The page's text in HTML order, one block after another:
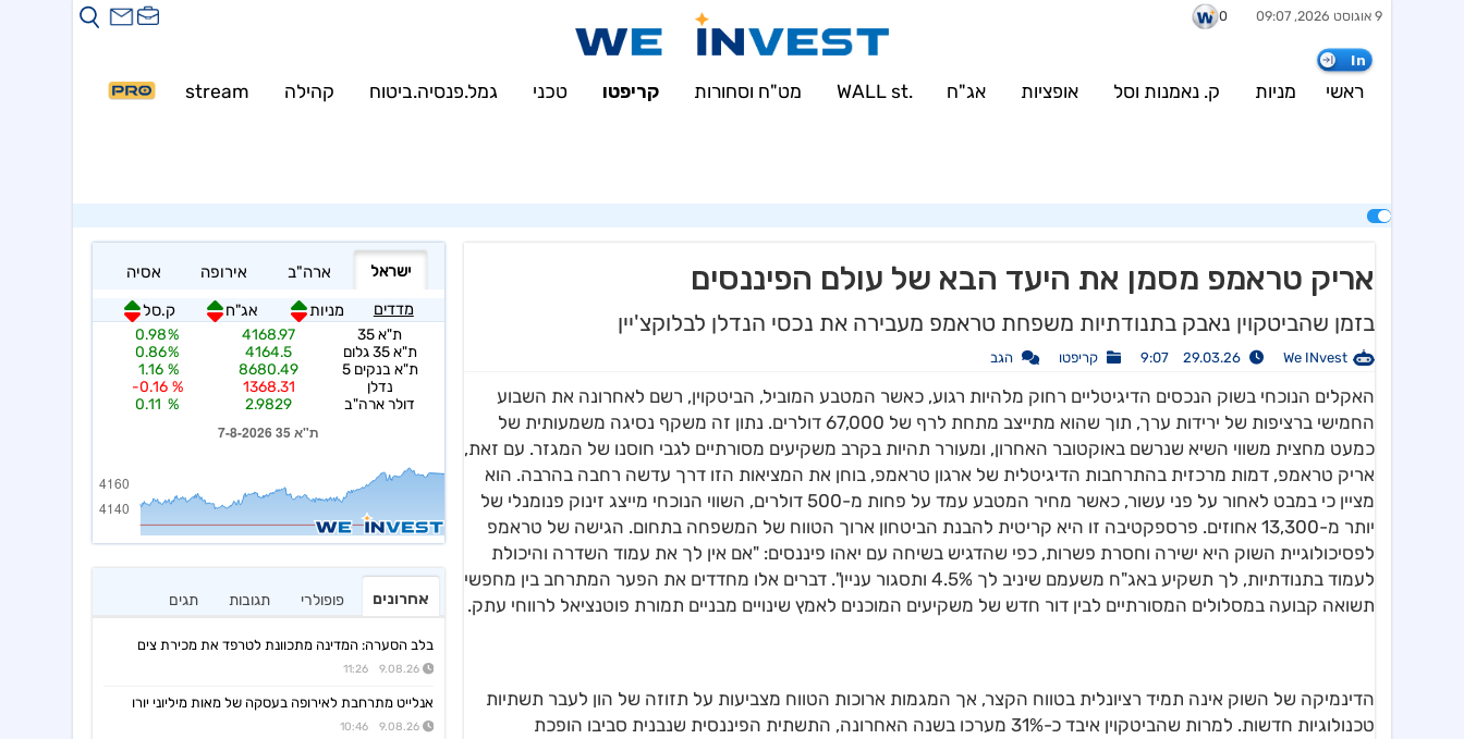
9 אוגוסט 2026, 09:07
In
0
ראשי מניות ק. נאמנות וסל אופציות אג"ח .WALL st מט"ח וסחורות קריפטו טכני גמל.פנסיה.ביטוח קהילה stream
PRO
Warning : mysqli::__construct(): (HY000/1226): User 'u414896523_maofData' has exceeded the 'max_connections_per_hour' resource (current value: 500) in
/var/www/weinvest.co.il/wp-
/var/www/weinvest.co.il/wp-content/plugins/config/configBosData.phpon line
אריק טראמפ מסמן את היעד הבא של עולם הפיננסים
בזמן שהביטקוין נאבק בתנודתיות משפחת טראמפ מעבירה את נכסי הנדלן לבלוקצ'יין
We INvest
29.03.26 9:07 קריפטו הגב
האקלים הנוכחי בשוק הנכסים הדיגיטליים רחוק מלהיות רגוע, כאשר המטבע המוביל, הביטקוין, רשם לאחרונה את השבוע
החמישי ברציפות של ירידות ערך, תוך שהוא מתייצב מתחת לרף של 67,000 דולרים. נתון זה משקף נסיגה משמעותית של
כמעט מחצית משווי השיא שנרשם באוקטובר האחרון, ומעורר תהיות בקרב משקיעים מסורתיים לגבי חוסנו של המגזר. עם זאת,
אריק טראמפ, דמות מרכזית בהתרחבות הדיגיטלית של ארגון טראמפ, בוחן את המציאות הזו דרך עדשה רחבה בהרבה. הוא
מציין כי במבט לאחור על פני עשור, כאשר מחיר המטבע עמד על פחות מ-500 דולרים, השווי הנוכחי מייצג זינוק פנומנלי של
יותר מ-13,300 אחוזים. פרספקטיבה זו היא קריטית להבנת הביטחון ארוך הטווח של המשפחה בתחום. הגישה של טראמפ
לפסיכולוגיית השוק היא ישירה וחסרת פשרות, כפי שהדגיש בשיחה עם יאהו פיננסים: "אם אין לך את עמוד השדרה והיכולת
לעמוד בתנודתיות, לך תשקיע באג"ח משעמם שיניב לך 4.5% ותסגור עניין". דברים אלו מחדדים את הפער המתרחב בין מחפשי
תשואה קבועה במסלולים המסורתיים לבין דור חדש של משקיעים המוכנים לאמץ שינויים מבניים תמורת פוטנציאל לרווחי עתק.
הדינמיקה של השוק אינה תמיד רציונלית בטווח הקצר, אך המגמות ארוכות הטווח מצביעות על תזוזה של הון לעבר תשתיות
טכנולוגיות חדשות. למרות שהביטקוין איבד כ-31% מערכו בשנה האחרונה, התשתית הפיננסית שנבנית סביבו הופכת
אחרונים פופולרי תגובות תגים
בלב הסערה: המדינה מתכוונת לטרפד את מכירת צים
9.08.26 11:26
אנלייט מתרחבת לאירופה בעסקה של מאות מיליוני יורו
9.08.26 10:46